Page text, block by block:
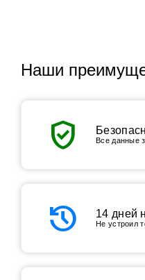
Наши
verified_user Все данные
history 14 дней
Не устроил